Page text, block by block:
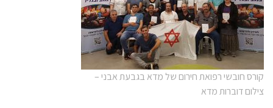
קורס חובשי רפואת חירום של מדא בגבעת אבני –
צילום דוברות מדא